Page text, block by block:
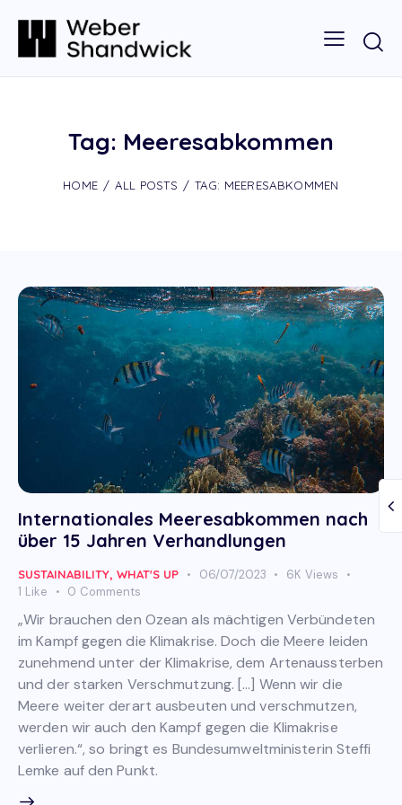
Tag: Meeresabkommen
HOME ALL POSTS TAG: MEERESABKOMMEN
Internationales Meeresabkommen nach
über 15 Jahren Verhandlungen
SUSTAINABILITY, WHAT'S UP 06/07/2023 6K Views
1 Like 0 Comments
„Wir brauchen den Ozean als mächtigen Verbündeten
im Kampf gegen die Klimakrise. Doch die Meere leiden
zunehmend unter der Klimakrise, dem Artenaussterben
und der starken Verschmutzung. […] Wenn wir die
Meere weiter derart ausbeuten und verschmutzen,
werden wir auch den Kampf gegen die Klimakrise
verlieren.“, so bringt es Bundesumweltministerin Steffi
Lemke auf den Punkt.